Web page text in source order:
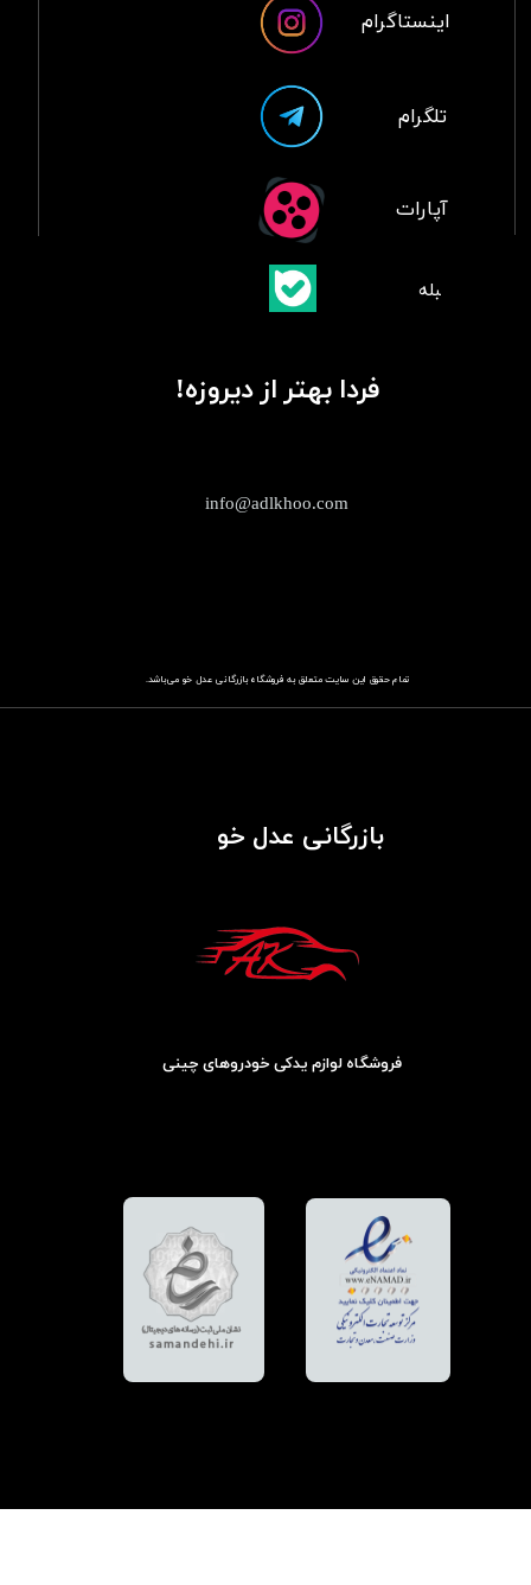
تمام حقوق این سایت متعلق به فروشگاهباز​​​​​​​رگانی عدل خو می‌باشد.
info@adlkhoo.com
بازرگانی عدل خو
فردا بهتر از دیروزه!
فروشگاه لوازم یدکی خودروهای چینی
آپارات
تلگرام
اینستاگرام
​بلبله​​​​​​​بله